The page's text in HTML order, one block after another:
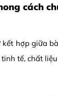
cách
kết hợp giữa
tinh tế, chất